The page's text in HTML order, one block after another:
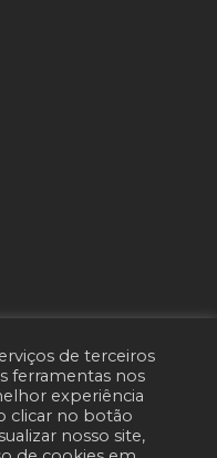
de terceiros
ferramentas nos
experiência
clicar no botão
nosso site,